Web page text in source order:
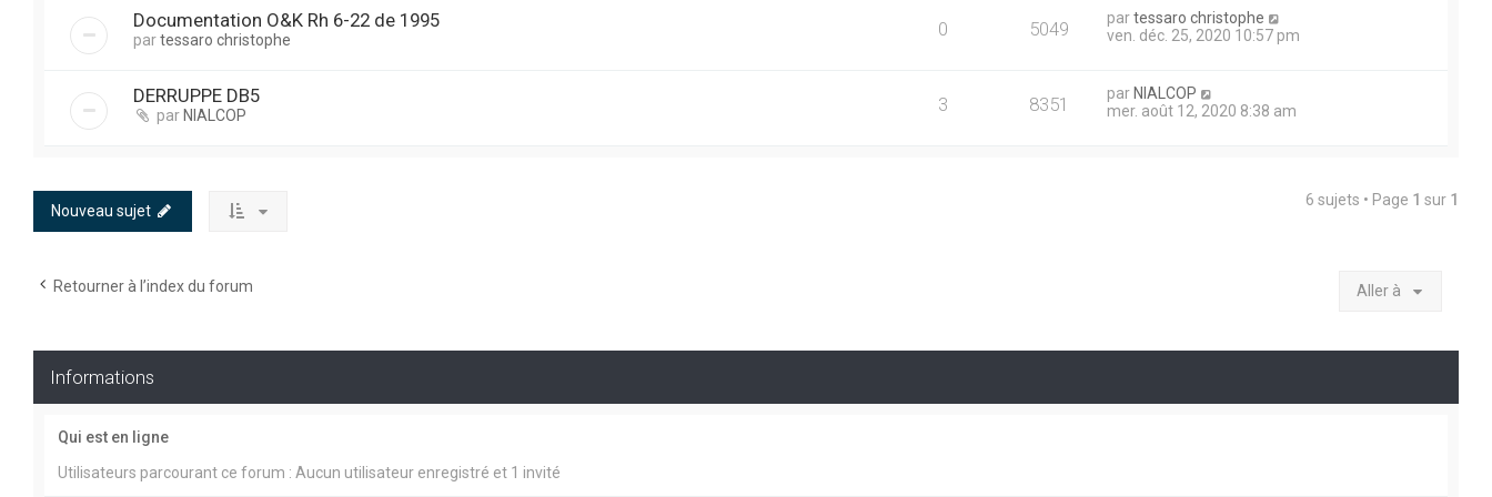
Documentation O&K Rh 6-22 de 1995
partessaro christophe 0 5049 partessaro christophe
ven. déc. 25, 2020 10:57 pm
DERRUPPE DB5
par NIALCOP 3 8351 par NIALCOP
mer. août 12, 2020 8:38 am
Nouveau sujet
6 sujets • Page 1 sur 1
Retourner à l’index du forum Aller à
Informations
Qui est en ligne
Utilisateurs parcourant ce forum : Aucun utilisateur enregistré et 1 invité